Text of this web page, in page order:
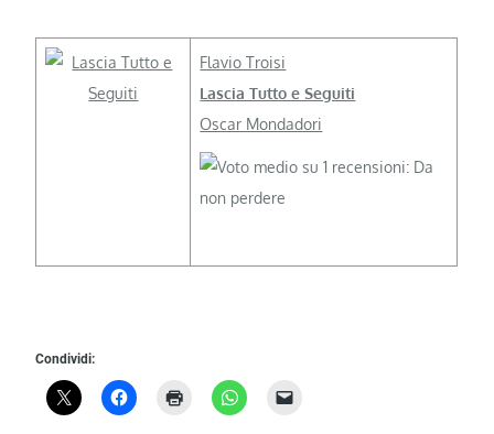
Flavio Troisi
Lascia Tutto e Seguiti
Oscar Mondadori
Condividi: